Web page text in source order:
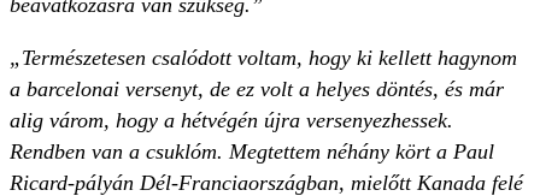
„Természetesen csalódott voltam, hogy ki kellett hagynom
a barcelonai versenyt, de ez volt a helyes döntés, és már
alig várom, hogy a hétvégén újra versenyezhessek.
Rendben van a csuklóm. Megtettem néhány kört a Paul
Ricard-pályán Dél-Franciaországban, mielőtt Kanada felé